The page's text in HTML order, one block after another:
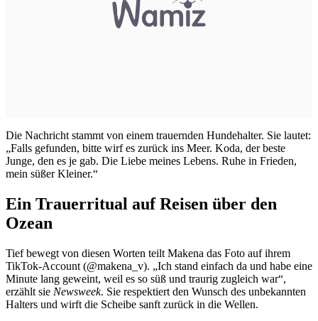
Die Nachricht stammt von einem trauernden Hundehalter. Sie lautet:
„Falls gefunden, bitte wirf es zurück ins Meer. Koda, der beste
Junge, den es je gab. Die Liebe meines Lebens. Ruhe in Frieden,
mein süßer Kleiner.“
Ein Trauerritual auf Reisen über den
Ozean
Tief bewegt von diesen Worten teilt Makena das Foto auf ihrem
TikTok-Account (@makena_v). „Ich stand einfach da und habe eine
Minute lang geweint, weil es so süß und traurig zugleich war“,
erzählt sie Newsweek. Sie respektiert den Wunsch des unbekannten
Halters und wirft die Scheibe sanft zurück in die Wellen.